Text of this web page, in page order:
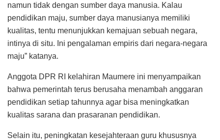
namun tidak dengan sumber daya manusia. Kalau
pendidikan maju, sumber daya manusianya memiliki
kualitas, tentu menunjukkan kemajuan sebuah negara,
intinya di situ. Ini pengalaman empiris dari negara-negara
maju” katanya.
Anggota DPR RI kelahiran Maumere ini menyampaikan
bahwa pemerintah terus berusaha menambah anggaran
pendidikan setiap tahunnya agar bisa meningkatkan
kualitas sarana dan prasaranan pendidikan.
Selain itu, peningkatan kesejahteraan guru khususnya